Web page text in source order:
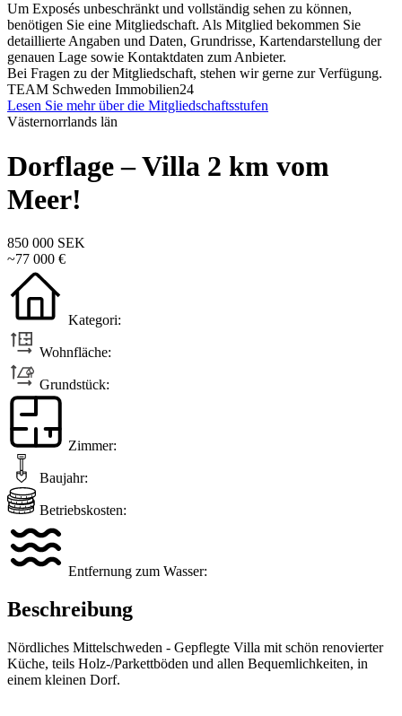
Um Exposés unbeschränkt und vollständig sehen zu können,
benötigen Sie eine Mitgliedschaft. Als Mitglied bekommen Sie
detaillierte Angaben und Daten, Grundrisse, Kartendarstellung der
genauen Lage sowie Kontaktdaten zum Anbieter.
Bei Fragen zu der Mitgliedschaft, stehen wir gerne zur Verfügung.
TEAM Schweden Immobilien24
Lesen Sie mehr über die Mitgliedschaftsstufen
Västernorrlands län
Dorflage – Villa 2 km vom
Meer!
850 000 SEK
~77 000 €
Kategori:
Wohnfläche:
Grundstück:
Zimmer:
Baujahr:
Betriebskosten:
Entfernung zum Wasser:
Beschreibung
Nördliches Mittelschweden - Gepflegte Villa mit schön renovierter
Küche, teils Holz-/Parkettböden und allen Bequemlichkeiten, in
einem kleinen Dorf.